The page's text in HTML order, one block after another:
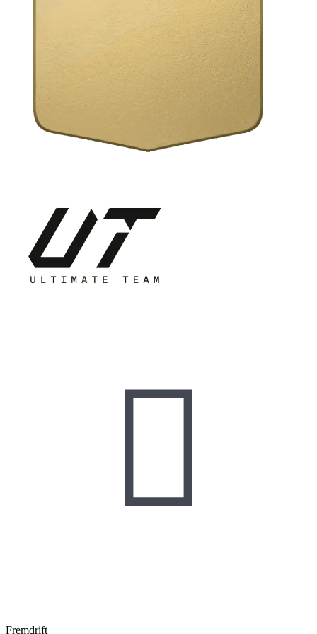

Fremdrift